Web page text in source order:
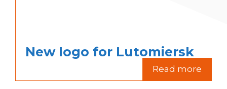
New logo for Lutomiersk
Read more